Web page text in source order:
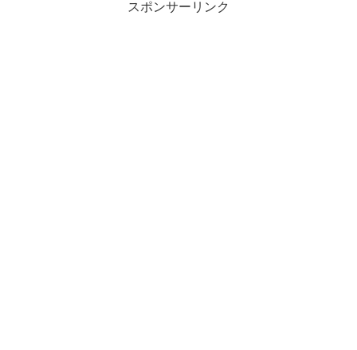
スポンサーリンク